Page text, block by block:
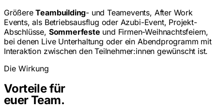
GrößereTeambuilding- und Teamevents, After Work
Events, als Betriebsausflug oder Azubi-Event, Projekt-
Abschlüsse, Sommerfeste und Firmen-Weihnachtsfeiern,
bei denen Live Unterhaltung oder ein Abendprogramm mit
Interaktion zwischen den Teilnehmer:innen gewünscht ist.
Die Wirkung
Vorteile für
euer Team.